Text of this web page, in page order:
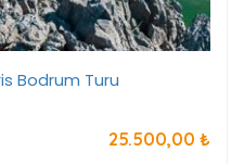
Bodrum Turu
25.500,00 ₺